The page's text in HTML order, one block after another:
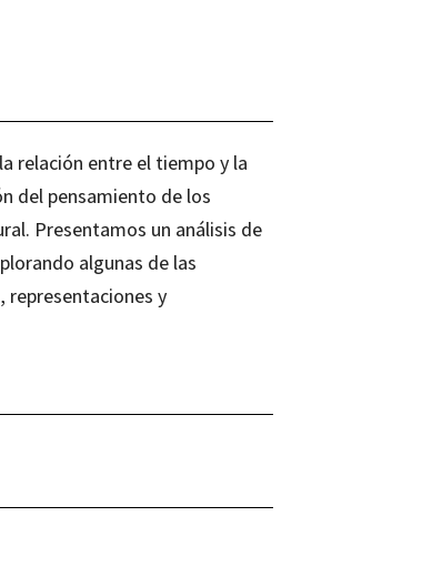
relación entre el tiempo y la
del pensamiento de los
Presentamos un análisis de
algunas de las
representaciones y